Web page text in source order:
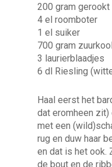
200 gram
4 el roomboter
1 el suiker
700 gram zuurkool
3 laurierblaadjes
6 dl Riesling
Haal eerst het
dat eromheen zit)
met een
rug en duw haar
en dat is het ook.
de bout en de